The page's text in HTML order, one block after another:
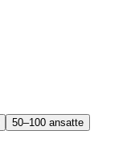
50–100 ansatte